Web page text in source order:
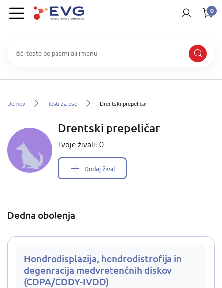
0
Domov Testi za pse Drentski prepeličar
Drentski prepeličar
Tvoje živali: 0
Dodaj žival
Dedna obolenja
Hondrodisplazija, hondrodistrofija in
degenracija medvretenčnih diskov
(CDPA/CDDY-IVDD)